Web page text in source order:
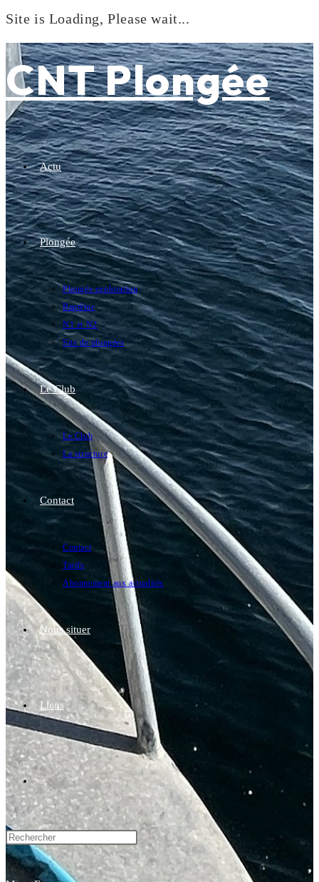
Site is Loading, Please wait...
to
content
CNT Plongée
Actu
Plongée
Plongée exploration
Baptême
N1 et N2
Site de plongées
Le Club
Le Club
La structure
Contact
Contact
Tarifs
Abonnement aux actualités
Nous situer
Liens
Toggle
website